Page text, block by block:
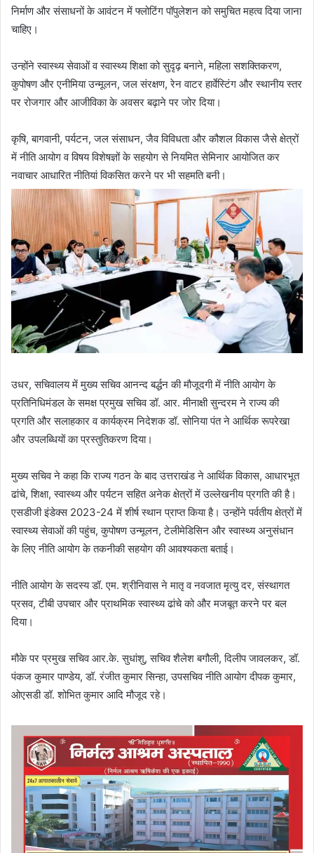
निर्माण और संसाधनों के आवंटन में फ्लोटिंग पॉपुलेशन को समुचित महत्व दिया जाना
चाहिए।
उन्होंने स्वास्थ्य सेवाओं व स्वास्थ्य शिक्षा को सुदृढ़ बनाने, महिला सशक्तिकरण,
कुपोषण और एनीमिया उन्मूलन, जल संरक्षण, रेन वाटर हार्वेस्टिंग और स्थानीय स्तर
पर रोजगार और आजीविका के अवसर बढ़ाने पर जोर दिया।
कृषि, बागवानी, पर्यटन, जल संसाधन, जैव विविधता और कौशल विकास जैसे क्षेत्रों
में नीति आयोग व विषय विशेषज्ञों के सहयोग से नियमित सेमिनार आयोजित कर
नवाचार आधारित नीतियां विकसित करने पर भी सहमति बनी।
उधर, सचिवालय में मुख्य सचिव आनन्द बर्द्धन की मौजूदगी में नीति आयोग के
प्रतिनिधिमंडल के समक्ष प्रमुख सचिव डॉ. आर. मीनाक्षी सुन्दरम ने राज्य की
प्रगति और सलाहकार व कार्यक्रम निदेशक डॉ. सोनिया पंत ने आर्थिक रूपरेखा
और उपलब्धियों का प्रस्तुतिकरण दिया।
मुख्य सचिव ने कहा कि राज्य गठन के बाद उत्तराखंड ने आर्थिक विकास, आधारभूत
ढांचे, शिक्षा, स्वास्थ्य और पर्यटन सहित अनेक क्षेत्रों में उल्लेखनीय प्रगति की है।
एसडीजी इंडेक्स 2023-24 में शीर्ष स्थान प्राप्त किया है। उन्होंने पर्वतीय क्षेत्रों में
स्वास्थ्य सेवाओं की पहुंच, कुपोषण उन्मूलन, टेलीमेडिसिन और स्वास्थ्य अनुसंधान
के लिए नीति आयोग के तकनीकी सहयोग की आवश्यकता बताई।
नीति आयोग के सदस्य डॉ. एम. श्रीनिवास ने मातृ व नवजात मृत्यु दर, संस्थागत
प्रसव, टीबी उपचार और प्राथमिक स्वास्थ्य ढांचे को और मजबूत करने पर बल
दिया।
मौके पर प्रमुख सचिव आर.के. सुधांशु, सचिव शैलेश बगौली, दिलीप जावलकर, डॉ.
पंकज कुमार पाण्डेय, डॉ. रंजीत कुमार सिन्हा, उपसचिव नीति आयोग दीपक कुमार,
ओएसडी डॉ. शोभित कुमार आदि मौजूद रहे।